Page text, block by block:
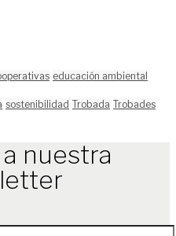
educación ambiental
sostenibilidad Trobada Trobades
nuestra